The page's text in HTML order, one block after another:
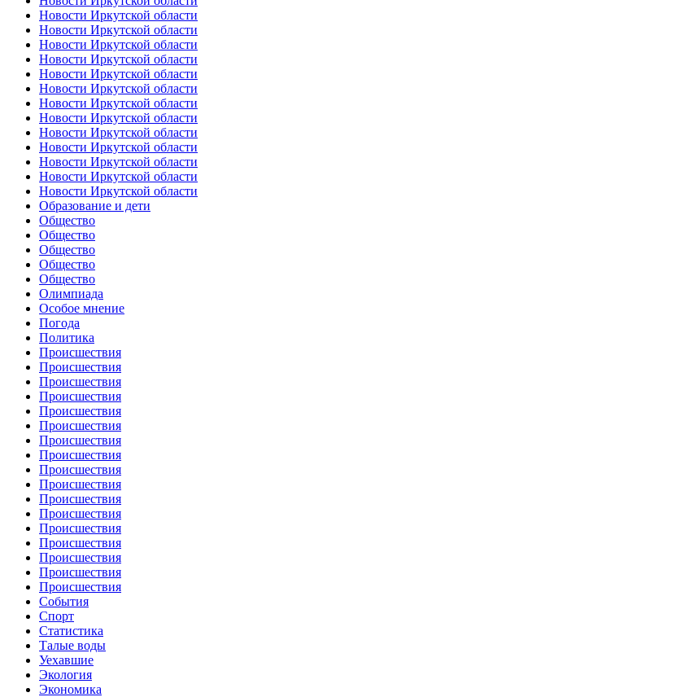
Новости Иркутской области
Новости Иркутской области
Новости Иркутской области
Новости Иркутской области
Новости Иркутской области
Новости Иркутской области
Новости Иркутской области
Новости Иркутской области
Новости Иркутской области
Новости Иркутской области
Новости Иркутской области
Новости Иркутской области
Новости Иркутской области
Образование и дети
Общество
Общество
Общество
Общество
Общество
Олимпиада
Особое мнение
Погода
Политика
Происшествия
Происшествия
Происшествия
Происшествия
Происшествия
Происшествия
Происшествия
Происшествия
Происшествия
Происшествия
Происшествия
Происшествия
Происшествия
Происшествия
Происшествия
Происшествия
Происшествия
События
Спорт
Статистика
Талые воды
Уехавшие
Экология
Экономика